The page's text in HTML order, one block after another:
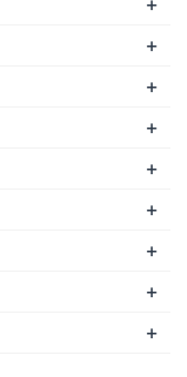
+
+
+
+
+
+
+
+